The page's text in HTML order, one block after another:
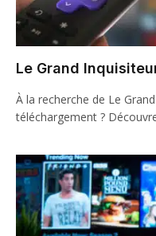
Le Grand
À la recherche de Le
téléchargement ?